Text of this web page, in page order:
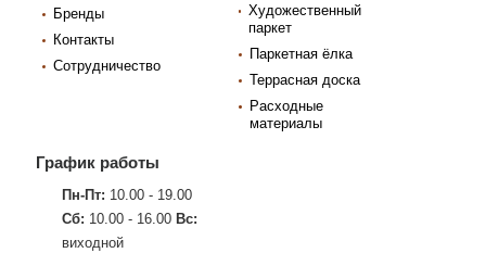
Бренды
Контакты
Сотрудничество
Художественный
паркет
Паркетная ёлка
Террасная доска
Расходные
материалы
График работы
Пн-Пт: 10.00 - 19.00
Сб: 10.00 - 16.00 Вс:
виходной